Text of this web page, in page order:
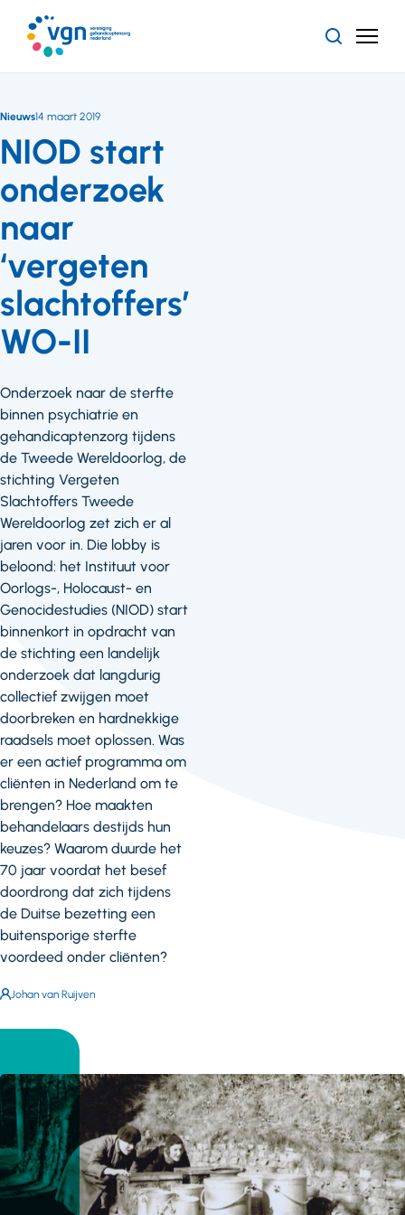
naar
hoofdinhoud
ZoekenMenu
NIOD start
onderzoek
naar
‘vergeten
slachtoffers’
WO-II
Nieuws14 maart 2019
Onderzoek naar de sterfte
binnen psychiatrie en
gehandicaptenzorg tijdens
de Tweede Wereldoorlog, de
stichting Vergeten
Slachtoffers Tweede
Wereldoorlog zet zich er al
jaren voor in. Die lobby is
beloond: het Instituut voor
Oorlogs-, Holocaust- en
Genocidestudies (NIOD) start
binnenkort in opdracht van
de stichting een landelijk
onderzoek dat langdurig
collectief zwijgen moet
doorbreken en hardnekkige
raadsels moet oplossen. Was
er een actief programma om
cliënten in Nederland om te
brengen? Hoe maakten
behandelaars destijds hun
keuzes? Waarom duurde het
70 jaar voordat het besef
doordrong dat zich tijdens
de Duitse bezetting een
buitensporige sterfte
voordeed onder cliënten?
Auteur:
Johan van Ruijven